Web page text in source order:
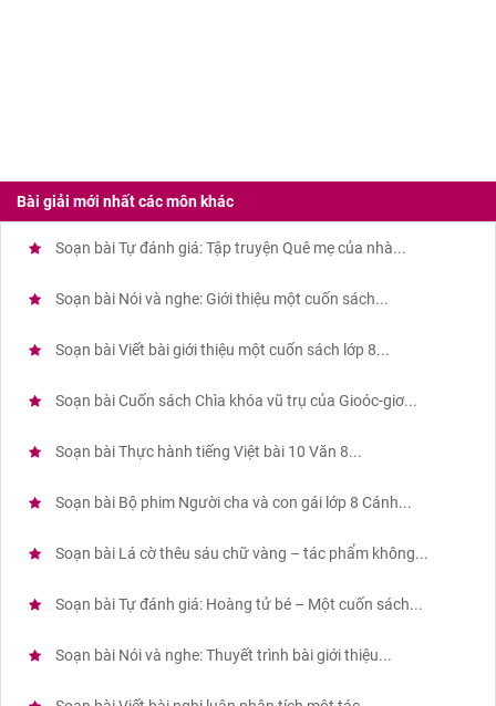
Bài giải mới nhất các môn khác
Soạn bài Tự đánh giá: Tập truyện Quê mẹ của nhà...
Soạn bài Nói và nghe: Giới thiệu một cuốn sách...
Soạn bài Viết bài giới thiệu một cuốn sách lớp 8...
Soạn bài Cuốn sách Chìa khóa vũ trụ của Gioóc-giơ...
Soạn bài Thực hành tiếng Việt bài 10 Văn 8...
Soạn bài Bộ phim Người cha và con gái lớp 8 Cánh...
Soạn bài Lá cờ thêu sáu chữ vàng – tác phẩm không...
Soạn bài Tự đánh giá: Hoàng tử bé – Một cuốn sách...
Soạn bài Nói và nghe: Thuyết trình bài giới thiệu...